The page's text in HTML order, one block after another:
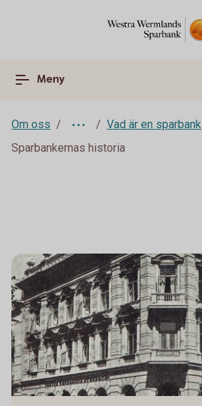
Meny
Om oss
Vad är en sparbank
Sparbankernas historia